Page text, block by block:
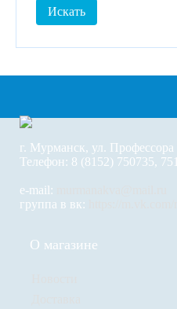
г. Мурманск, ул. Профессора
Телефон: 8 (8152) 750735,
e-mail:
группа в вк:
О магазине